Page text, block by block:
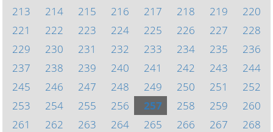
213
214 215 216 217 218 219
220
221
222 223 224 225 226 227
228
229
230 231 232 233 234 235
236
237
238 239 240 241 242 243
244
245
246 247 248 249 250 251
252
253
254 255 256 257 258 259
260
261
262 263 264 265 266 267
268